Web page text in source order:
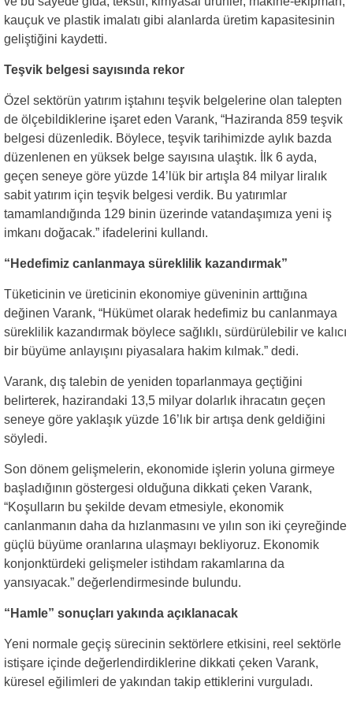
kauçuk ve plastik imalatı gibi alanlarda üretim kapasitesinin
geliştiğini kaydetti.
Teşvik belgesi sayısında rekor
Özel sektörün yatırım iştahını teşvik belgelerine olan talepten
de ölçebildiklerine işaret eden Varank, “Haziranda 859 teşvik
belgesi düzenledik. Böylece, teşvik tarihimizde aylık bazda
düzenlenen en yüksek belge sayısına ulaştık. İlk 6 ayda,
geçen seneye göre yüzde 14’lük bir artışla 84 milyar liralık
sabit yatırım için teşvik belgesi verdik. Bu yatırımlar
tamamlandığında 129 binin üzerinde vatandaşımıza yeni iş
imkanı doğacak.” ifadelerini kullandı.
“Hedefimiz canlanmaya süreklilik kazandırmak”
Tüketicinin ve üreticinin ekonomiye güveninin arttığına
değinen Varank, “Hükümet olarak hedefimiz bu canlanmaya
süreklilik kazandırmak böylece sağlıklı, sürdürülebilir ve kalıcı
bir büyüme anlayışını piyasalara hakim kılmak.” dedi.
Varank, dış talebin de yeniden toparlanmaya geçtiğini
belirterek, hazirandaki 13,5 milyar dolarlık ihracatın geçen
seneye göre yaklaşık yüzde 16’lık bir artışa denk geldiğini
söyledi.
Son dönem gelişmelerin, ekonomide işlerin yoluna girmeye
başladığının göstergesi olduğuna dikkati çeken Varank,
“Koşulların bu şekilde devam etmesiyle, ekonomik
canlanmanın daha da hızlanmasını ve yılın son iki çeyreğinde
güçlü büyüme oranlarına ulaşmayı bekliyoruz. Ekonomik
konjonktürdeki gelişmeler istihdam rakamlarına da
yansıyacak.” değerlendirmesinde bulundu.
“Hamle” sonuçları yakında açıklanacak
Yeni normale geçiş sürecinin sektörlere etkisini, reel sektörle
istişare içinde değerlendirdiklerine dikkati çeken Varank,
küresel eğilimleri de yakından takip ettiklerini vurguladı.